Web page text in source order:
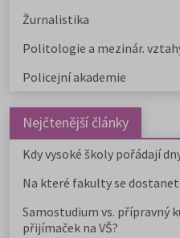
Žurnalistika
Politologie a mezinár.
Policejní akademie
Nejčtenější články
Kdy vysoké školy pořádají
Na které fakulty se
Samostudium vs. přípravný
přijímaček na VŠ?